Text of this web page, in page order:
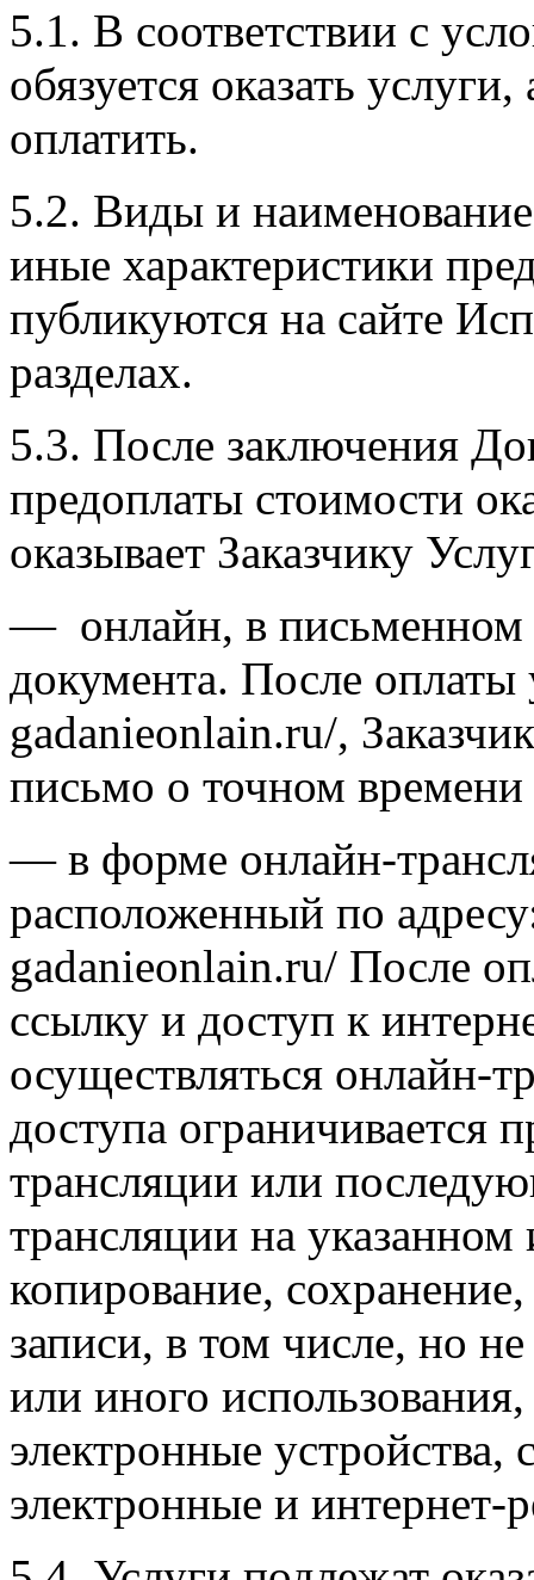
5.1. В соответствии с
обязуется оказать
оплатить.
5.2. Виды и
иные характеристики
публикуются на сайте
разделах.
5.3. После заключения
предоплаты стоимости
оказывает Заказчику
— онлайн, в письменном
документа. После оплаты
gadanieonlain.ru/,
письмо о точном времени
— в форме онлайн-
расположенный по
gadanieonlain.ru/ После
ссылку и доступ к
осуществляться онлайн-
доступа ограничивается
трансляции или
трансляции на
копирование,
записи, в том числе, но
или иного
электронные устройства,
электронные и